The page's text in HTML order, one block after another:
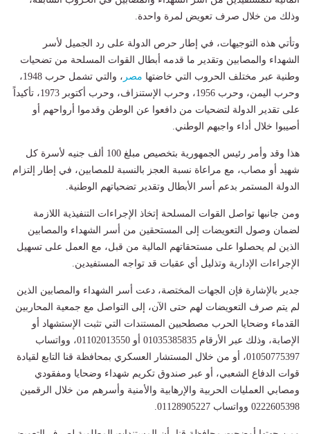
وذلك من خلال صرف تعويض لمرة واحدة.
وتأتي هذه التوجيهات، في إطار حرص الدولة على رد الجميل لأسر
الشهداء والمصابين وتقدير ما قدمه أبطال القوات المسلحة من تضحيات
وطنية عبر مختلف الحروب التي خاضتها مصر
، والتي تشمل حرب 1948،
وحرب اليمن، وحرب 1956، وحرب الإستنزاف، وحرب أكتوبر 1973، تأكيداً
على تقدير الدولة لتضحيات من دافعوا عن الوطن وقدموا أرواحهم أو
أصيبوا خلال أداء واجبهم الوطني.
هذا وقد وأمر رئيس الجمهورية بتخصيص مبلغ 100 ألف جنيه لأسرة كل
شهيد أو مصاب، مع مراعاة نسبة العجز بالنسبة للمصابين، في إطار إلتزام
الدولة المستمر بدعم أسر الأبطال وتقدير تضحياتهم الوطنية.
ومن جانبها تواصل القوات المسلحة إتخاذ الإجراءات التنفيذية اللازمة
لضمان وصول التعويضات إلى المستحقين من أسر الشهداء والمصابين
الذين لم يحصلوا على مستحقاتهم المالية من قبل، مع العمل على تسهيل
الإجراءات الإدارية وتذليل أي عقبات قد تواجه المستفيدين.
جدير بالإشارة فإن الجهات المختصة، دعت أسر الشهداء والمصابين الذين
لم يتم صرف التعويضات لهم حتى الآن، إلى التواصل مع جمعية المحاربين
القدماء وضحايا الحرب مصطحبين المستندات التي تثبت الإستشهاد أو
الإصابة، وذلك عبر الأرقام 01035385835 أو 01102013550، وواتساب
01050775397، أو من خلال المستشار العسكري بمحافظة قنا التابع لقيادة
قوات الدفاع الشعبي، أو عبر صندوق تكريم شهداء وضحايا ومفقودي
ومصابي العمليات الحربية والإرهابية والأمنية وأسرهم من خلال الرقمين
0222605398 وواتساب 01128905227.